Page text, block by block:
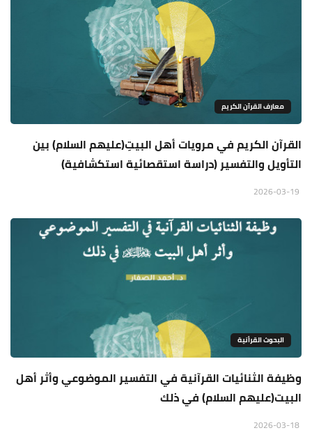
معارف القرآن الكريم
القرآن الكريم في مرويات أهل البيتِ(عليهم السلام) بين
التأويل والتفسير (دراسة استقصائية استكشافية)
البحوث القرأنية
وظيفة الثنائيات القرآنية في التفسير الموضوعي وأثر أهل
البيت(عليهم السلام) في ذلك